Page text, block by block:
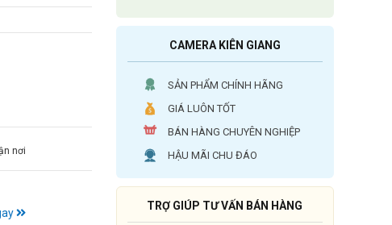
CAMERA KIÊN GIANG
SẢN PHẨM CHÍNH HÃNG
GIÁ LUÔN TỐT
BÁN HÀNG CHUYÊN NGHIỆP
HẬU MÃI CHU ĐÁO
TRỢ GIÚP TƯ VẤN BÁN HÀNG
nơi